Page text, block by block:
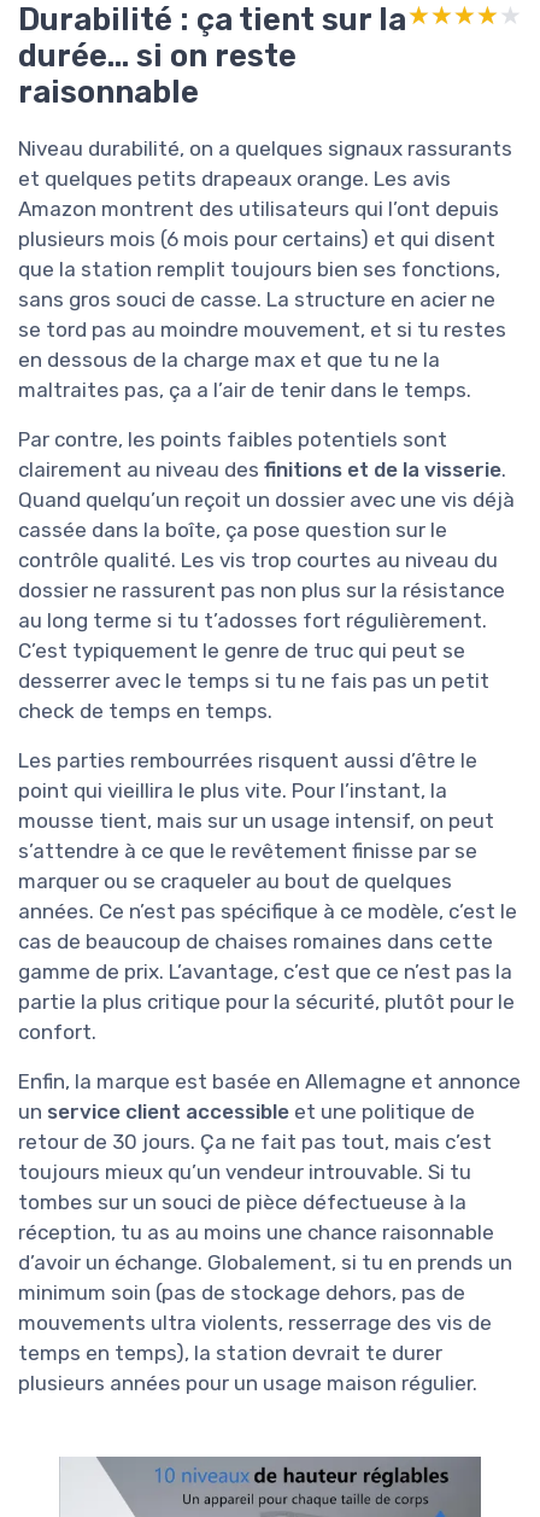
Durabilité : ça tient sur la
durée… si on reste
raisonnable
★★★★★
★★★★★
Niveau durabilité, on a quelques signaux rassurants
et quelques petits drapeaux orange. Les avis
Amazon montrent des utilisateurs qui l’ont depuis
plusieurs mois (6 mois pour certains) et qui disent
que la station remplit toujours bien ses fonctions,
sans gros souci de casse. La structure en acier ne
se tord pas au moindre mouvement, et si tu restes
en dessous de la charge max et que tu ne la
maltraites pas, ça a l’air de tenir dans le temps.
Par contre, les points faibles potentiels sont
clairement au niveau des finitions et de la visserie.
Quand quelqu’un reçoit un dossier avec une vis déjà
cassée dans la boîte, ça pose question sur le
contrôle qualité. Les vis trop courtes au niveau du
dossier ne rassurent pas non plus sur la résistance
au long terme si tu t’adosses fort régulièrement.
C’est typiquement le genre de truc qui peut se
desserrer avec le temps si tu ne fais pas un petit
check de temps en temps.
Les parties rembourrées risquent aussi d’être le
point qui vieillira le plus vite. Pour l’instant, la
mousse tient, mais sur un usage intensif, on peut
s’attendre à ce que le revêtement finisse par se
marquer ou se craqueler au bout de quelques
années. Ce n’est pas spécifique à ce modèle, c’est le
cas de beaucoup de chaises romaines dans cette
gamme de prix. L’avantage, c’est que ce n’est pas la
partie la plus critique pour la sécurité, plutôt pour le
confort.
Enfin, la marque est basée en Allemagne et annonce
un service client accessible et une politique de
retour de 30 jours. Ça ne fait pas tout, mais c’est
toujours mieux qu’un vendeur introuvable. Si tu
tombes sur un souci de pièce défectueuse à la
réception, tu as au moins une chance raisonnable
d’avoir un échange. Globalement, si tu en prends un
minimum soin (pas de stockage dehors, pas de
mouvements ultra violents, resserrage des vis de
temps en temps), la station devrait te durer
plusieurs années pour un usage maison régulier.